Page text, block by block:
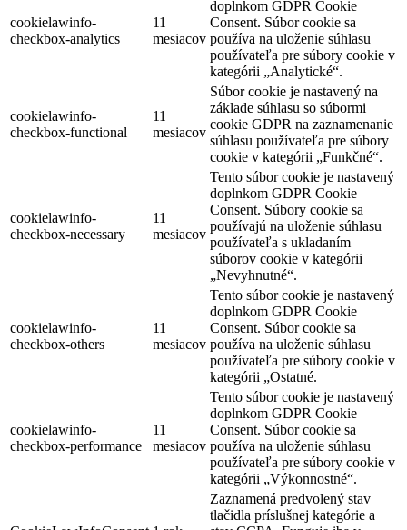
cookielawinfo-
checkbox-analytics
11
mesiacov
doplnkom GDPR Cookie
Consent. Súbor cookie sa
používa na uloženie súhlasu
používateľa pre súbory cookie v
kategórii „Analytické“.
cookielawinfo-
checkbox-functional
11
mesiacov
Súbor cookie je nastavený na
základe súhlasu so súbormi
cookie GDPR na zaznamenanie
súhlasu používateľa pre súbory
cookie v kategórii „Funkčné“.
cookielawinfo-
checkbox-necessary
11
mesiacov
Tento súbor cookie je nastavený
doplnkom GDPR Cookie
Consent. Súbory cookie sa
používajú na uloženie súhlasu
používateľa s ukladaním
súborov cookie v kategórii
„Nevyhnutné“.
cookielawinfo-
checkbox-others
11
mesiacov
Tento súbor cookie je nastavený
doplnkom GDPR Cookie
Consent. Súbor cookie sa
používa na uloženie súhlasu
používateľa pre súbory cookie v
kategórii „Ostatné.
cookielawinfo-
checkbox-performance
11
mesiacov
Tento súbor cookie je nastavený
doplnkom GDPR Cookie
Consent. Súbor cookie sa
používa na uloženie súhlasu
používateľa pre súbory cookie v
kategórii „Výkonnostné“.
Zaznamená predvolený stav
tlačidla príslušnej kategórie a